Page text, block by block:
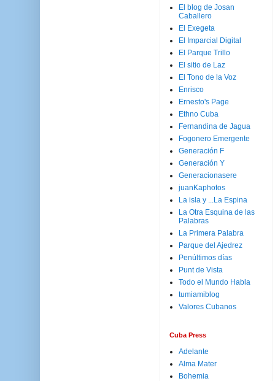
El blog de Josan
Caballero
El Exegeta
El Imparcial Digital
El Parque Trillo
El sitio de Laz
El Tono de la Voz
Enrisco
Ernesto's Page
Ethno Cuba
Fernandina de Jagua
Fogonero Emergente
Generación F
Generación Y
Generacionasere
juanKaphotos
La isla y ...La Espina
La Otra Esquina de las
Palabras
La Primera Palabra
Parque del Ajedrez
Penúltimos días
Punt de Vista
Todo el Mundo Habla
tumiamiblog
Valores Cubanos
Cuba Press
Adelante
Alma Mater
Bohemia